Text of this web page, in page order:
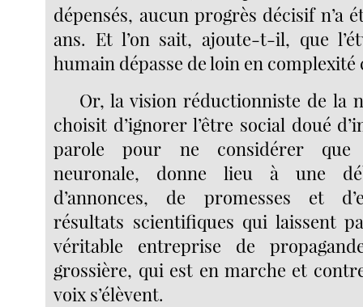
dépensés, aucun progrès décisif n’a
ans. Et l’on sait, ajoute-t-il, que
humain dépasse de loin en complexité
Or, la vision réductionniste de la
choisit d’ignorer l’être social doué
parole pour ne considérer que
neuronale, donne lieu à une
d’annonces, de promesses et
résultats scientifiques qui laissent
véritable entreprise de
grossière, qui est en marche et
voix s’élèvent.